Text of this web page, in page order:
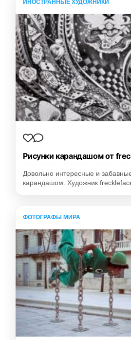
ИНОСТРАННЫЕ ХУДОЖНИКИ
Рисунки карандашом от
Довольно интересные и
карандашом. Художник
ФОТОГРАФЫ МИРА